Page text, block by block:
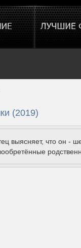
(2019)
выясняет, что он -